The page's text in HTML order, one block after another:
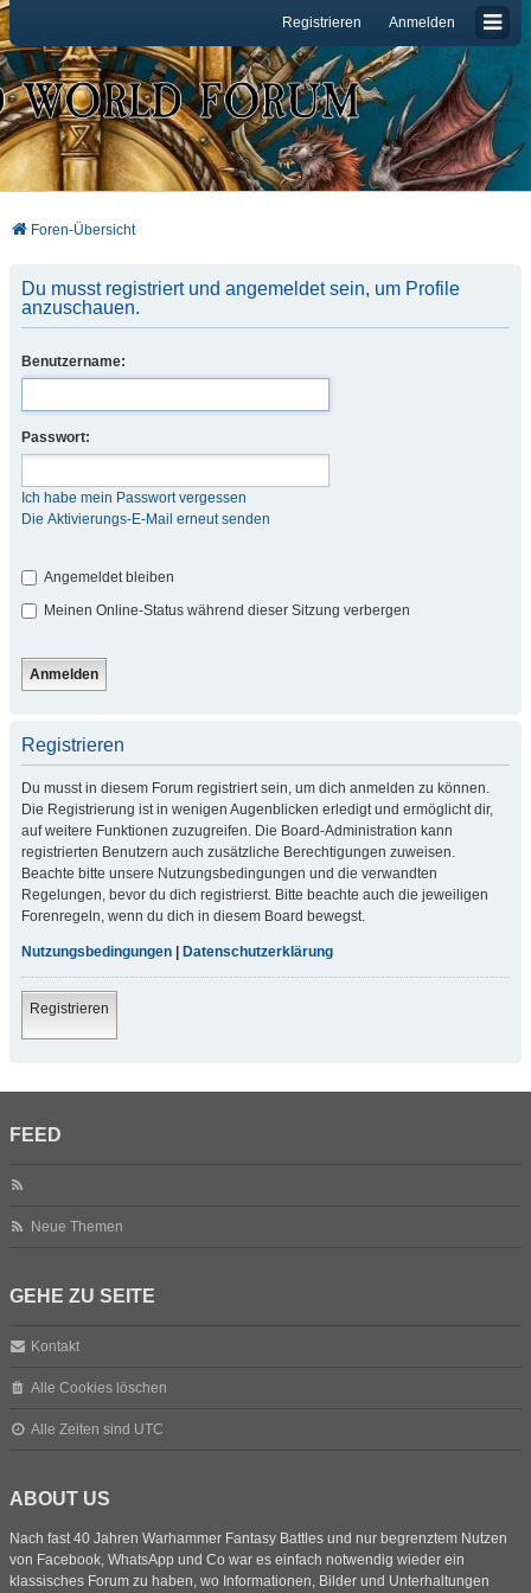
Anmelden
Registrieren
Foren-Übersicht
Du musst registriert und angemeldet sein, um Profile
anzuschauen.
Benutzername:
Passwort:
Ich habe mein Passwort vergessen
Die Aktivierungs-E-Mail erneut senden
Angemeldet bleiben
Meinen Online-Status während dieser Sitzung verbergen
Registrieren
Du musst in diesem Forum registriert sein, um dich anmelden zu können.
Die Registrierung ist in wenigen Augenblicken erledigt und ermöglicht dir,
auf weitere Funktionen zuzugreifen. Die Board-Administration kann
registrierten Benutzern auch zusätzliche Berechtigungen zuweisen.
Beachte bitte unsere Nutzungsbedingungen und die verwandten
Regelungen, bevor du dich registrierst. Bitte beachte auch die jeweiligen
Forenregeln, wenn du dich in diesem Board bewegst.
Nutzungsbedingungen Datenschutzerklärung
Registrieren
FEED
Neue Themen
GEHE ZU SEITE
Kontakt
Alle Cookies löschen
Alle Zeiten sind UTC
ABOUT US
Nach fast 40 Jahren Warhammer Fantasy Battles und nur begrenztem Nutzen
von Facebook, WhatsApp und Co war es einfach notwendig wieder ein
klassisches Forum zu haben, wo Informationen, Bilder und Unterhaltungen